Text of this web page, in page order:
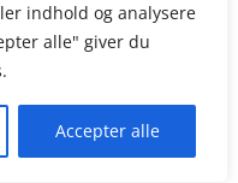
indhold og analysere
alle" giver du
Accepter alle